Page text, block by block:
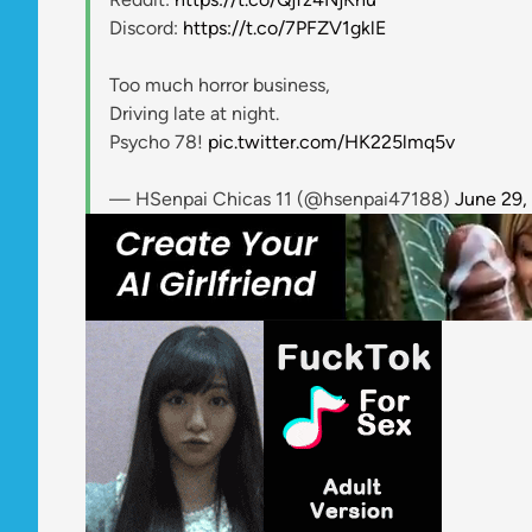
Discord: https://t.co/7PFZV1gklE
Too much horror business,
Driving late at night.
Psycho 78! pic.twitter.com/HK225lmq5v
— HSenpai Chicas 11 (@hsenpai47188) June